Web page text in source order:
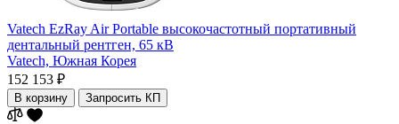
Vatech EzRay Air Portable высокочастотный портативный
дентальный рентген, 65 кВ
Vatech, Южная Корея
152 153 ₽
В корзину Запросить КП